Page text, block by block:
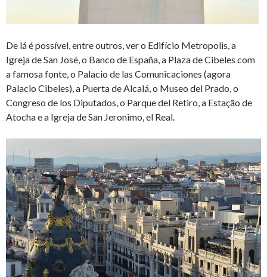
De lá é possível, entre outros, ver o Edifício Metropolis, a
Igreja de San José, o Banco de España, a Plaza de Cibeles com
a famosa fonte, o Palacio de las Comunicaciones (agora
Palacio Cibeles), a Puerta de Alcalá, o Museo del Prado, o
Congreso de los Diputados, o Parque del Retiro, a Estação de
Atocha e a Igreja de San Jeronimo, el Real.